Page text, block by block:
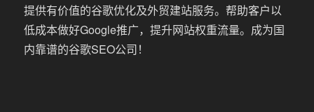
提供有价值的谷歌优化及外贸建站服务。帮助客户以
低成本做好Google推广，提升网站权重流量。成为国
内靠谱的谷歌SEO公司！